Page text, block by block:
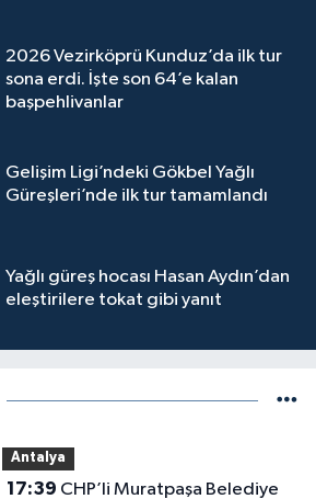
2026 Vezirköprü Kunduz’da ilk tur
sona erdi. İşte son 64’e kalan
başpehlivanlar
Gelişim Ligi’ndeki Gökbel Yağlı
Güreşleri’nde ilk tur tamamlandı
Yağlı güreş hocası Hasan Aydın’dan
eleştirilere tokat gibi yanıt
Antalya
17:39